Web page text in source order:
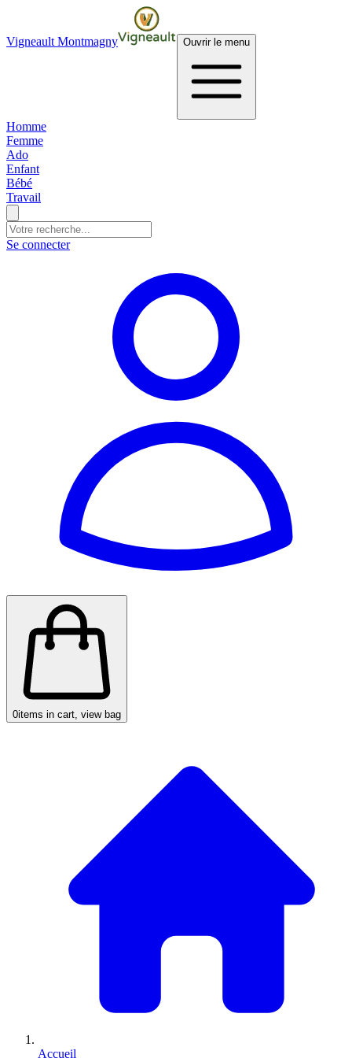
Vigneault Montmagny Ouvrir le menu
Homme
Femme
Ado
Enfant
Bébé
Travail
Se connecter
0items in cart, view bag
Accueil